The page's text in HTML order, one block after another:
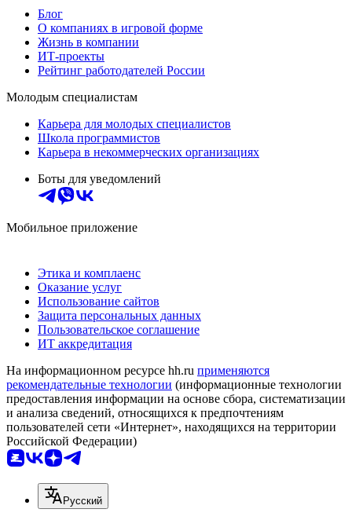
Блог
О компаниях в игровой форме
Жизнь в компании
ИТ-проекты
Рейтинг работодателей России
Молодым специалистам
Карьера для молодых специалистов
Школа программистов
Карьера в некоммерческих организациях
Боты для уведомлений
Мобильное приложение
Этика и комплаенс
Оказание услуг
Использование сайтов
Защита персональных данных
Пользовательское соглашение
ИТ аккредитация
На информационном ресурсе hh.ru применяются
рекомендательные технологии (информационные технологии
предоставления информации на основе сбора, систематизации
и анализа сведений, относящихся к предпочтениям
пользователей сети «Интернет», находящихся на территории
Российской Федерации)
Русский